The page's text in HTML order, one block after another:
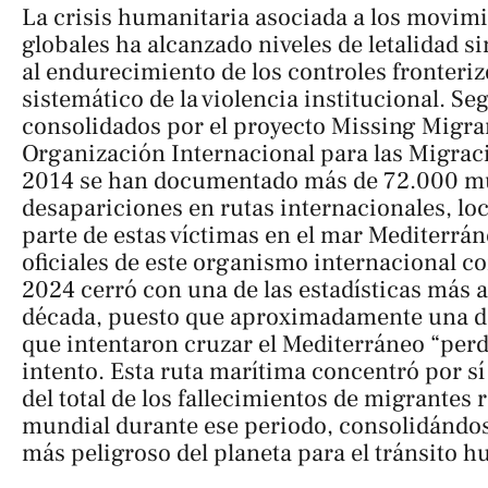
La crisis humanitaria asociada a los
globales ha alcanzado niveles de letalidad
al endurecimiento de los controles
sistemático de la violencia institucional.
consolidados por el proyecto Missing
Organización Internacional para las
2014 se han documentado más de 72.000
desapariciones en rutas internacionales,
parte de estas víctimas en el mar
oficiales de este organismo internacional
2024 cerró con una de las estadísticas más
década, puesto que aproximadamente una
que intentaron cruzar el Mediterráneo
intento. Esta ruta marítima concentró por
del total de los fallecimientos de migrantes
mundial durante ese periodo,
más peligroso del planeta para el tránsito